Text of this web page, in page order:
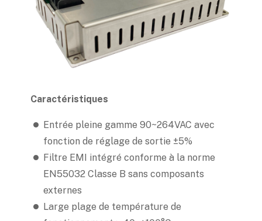
Caractéristiques
Entrée pleine gamme 90~264VAC avec
fonction de réglage de sortie ±5%
Filtre EMI intégré conforme à la norme
EN55032 Classe B sans composants
externes
Large plage de température de